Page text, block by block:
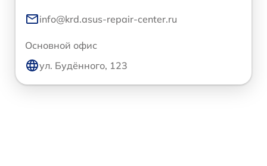
info@krd.asus-repair-center.ru
Основной офис
ул. Будённого, 123